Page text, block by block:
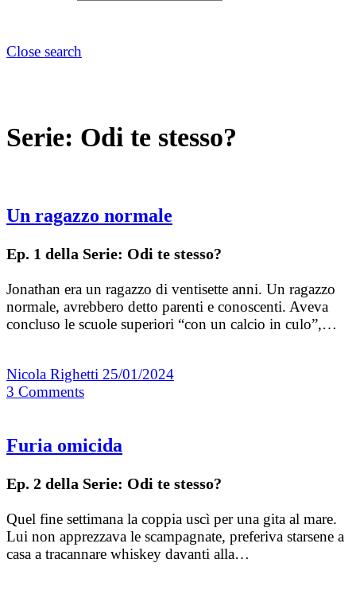
Close search
Serie: Odi te stesso?
Un ragazzo normale
Ep. 1 della Serie: Odi te stesso?
Jonathan era un ragazzo di ventisette anni. Un ragazzo
normale, avrebbero detto parenti e conoscenti. Aveva
concluso le scuole superiori “con un calcio in culo”,…
Nicola Righetti 25/01/2024
3 Comments
Furia omicida
Ep. 2 della Serie: Odi te stesso?
Quel fine settimana la coppia uscì per una gita al mare.
Lui non apprezzava le scampagnate, preferiva starsene a
casa a tracannare whiskey davanti alla…